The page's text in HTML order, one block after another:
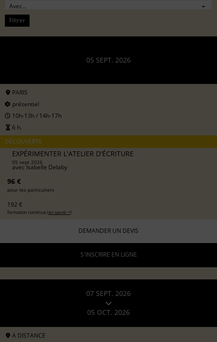
Filtrer
05 SEPT. 2026
PARIS
présentiel
10h-13h / 14h-17h
6 h.
DÉCOUVERTE
EXPÉRIMENTER L'ATELIER D'ÉCRITURE
05 sept 2026
avecIsabelle Delaby
96 €
pour les particuliers
192 €
formation continue (en savoir +)
DEMANDER UN DEVIS
S'INSCRIRE EN LIGNE
07 SEPT. 2026
05 OCT. 2026
A DISTANCE